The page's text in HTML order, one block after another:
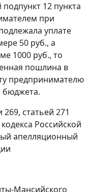
подпункт 12 пункта
при
уплате
50 руб., а
1000 руб., то
пошлина в
предпринимателю
269, статьей 271
Российской
апелляционный
Мансийского